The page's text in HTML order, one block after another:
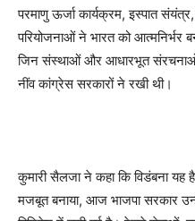
परमाणु ऊर्जा कार्यक्रम, इस्पात
परियोजनाओं ने भारत को आत्मनिर्भर
जिन संस्थाओं और आधारभूत संरचनाओं
नींव कांग्रेस सरकारों ने रखी थी।
कुमारी सैलजा ने कहा कि विडंबना यह
मजबूत बनाया, आज भाजपा सरकार